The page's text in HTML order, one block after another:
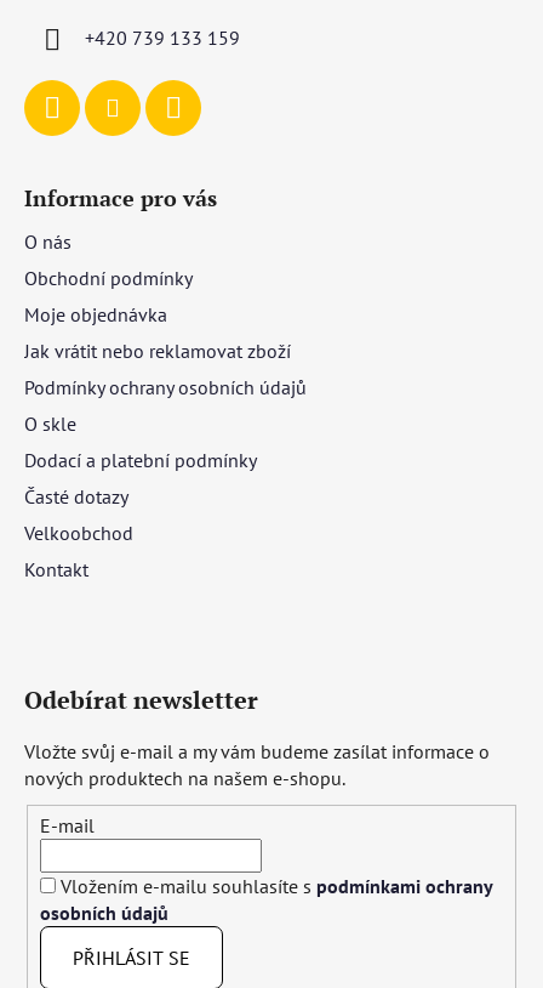
+420 739 133 159
Informace pro vás
O nás
Obchodní podmínky
Moje objednávka
Jak vrátit nebo reklamovat zboží
Podmínky ochrany osobních údajů
O skle
Dodací a platební podmínky
Časté dotazy
Velkoobchod
Kontakt
Odebírat newsletter
Vložte svůj e-mail a my vám budeme zasílat informace o
nových produktech na našem e-shopu.
E-mail
Vložením e-mailu souhlasíte s podmínkami ochrany
osobních údajů
PŘIHLÁSIT SE